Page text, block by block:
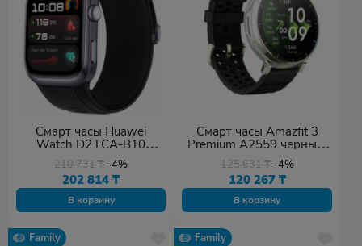
Смарт часы Huawei
Watch D2 LCA-B10
черный
210 731₸ -4%
202 814₸
В корзину
Смарт часы Amazfit 3
Premium A2559 черный,
серебристый
125 631₸ -4%
120 267 ₸
В корзину
Family Family